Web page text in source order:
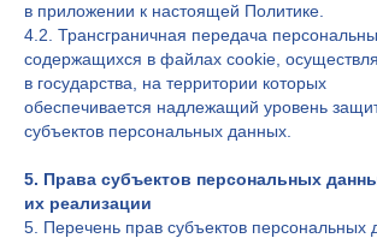
в приложении к настоящей Политике.
4.2. Трансграничная передача
содержащихся в файлах cookie,
в государства, на территории которых
обеспечивается надлежащий уровень
субъектов персональных данных.
5. Права субъектов персональных
их реализации
5. Перечень прав субъектов персональных